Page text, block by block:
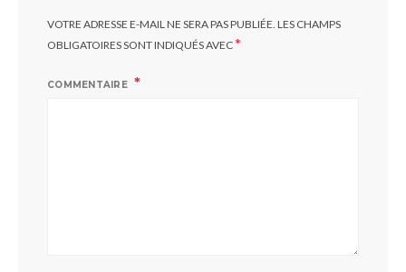
VOTRE ADRESSE E-MAIL NE SERA PAS PUBLIÉE. LES CHAMPS
OBLIGATOIRES SONT INDIQUÉS AVEC*
COMMENTAIRE